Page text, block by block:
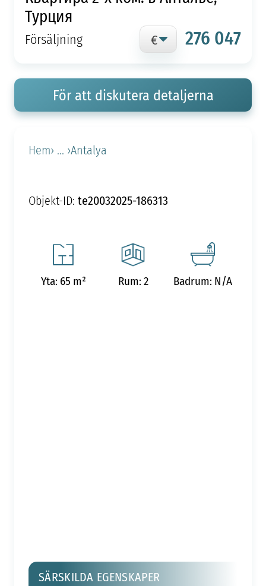
Турция
Försäljning 276 047
För att diskutera detaljerna
Hem› ... ›Antalya
Objekt-ID: te20032025-186313
Yta: 65 m² Rum: 2 Badrum: N/A
SÄRSKILDA EGENSKAPER